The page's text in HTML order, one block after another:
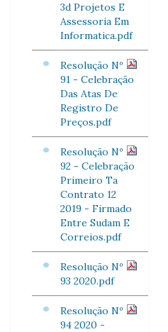
3d Projetos E
Assessoria Em
Informatica.pdf
Resolução Nº
91 - Celebração
Das Atas De
Registro De
Preços.pdf
Resolução Nº
92 - Celebração
Primeiro Ta
Contrato 12
2019 - Firmado
Entre Sudam E
Correios.pdf
Resolução Nº
93 2020.pdf
Resolução Nº
94 2020 -